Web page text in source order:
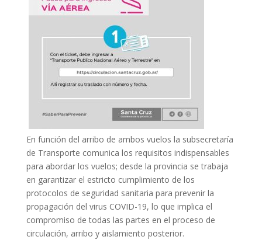
En función del arribo de ambos vuelos la subsecretaría
de Transporte comunica los requisitos indispensables
para abordar los vuelos; desde la provincia se trabaja
en garantizar el estricto cumplimiento de los
protocolos de seguridad sanitaria para prevenir la
propagación del virus COVID-19, lo que implica el
compromiso de todas las partes en el proceso de
circulación, arribo y aislamiento posterior.